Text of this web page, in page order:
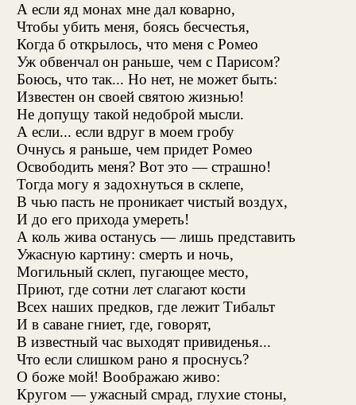
А если яд монах мне дал коварно,
Чтобы убить меня, боясь бесчестья,
Когда б открылось, что меня с Ромео
Уж обвенчал он раньше, чем с Парисом?
Боюсь, что так... Но нет, не может быть:
Известен он своей святою жизнью!
Не допущу такой недоброй мысли.
А если... если вдруг в моем гробу
Очнусь я раньше, чем придет Ромео
Освободить меня? Вот это — страшно!
Тогда могу я задохнуться в склепе,
В чью пасть не проникает чистый воздух,
И до его прихода умереть!
А коль жива останусь — лишь представить
Ужасную картину: смерть и ночь,
Могильный склеп, пугающее место,
Приют, где сотни лет слагают кости
Всех наших предков, где лежит Тибальт
И в саване гниет, где, говорят,
В известный час выходят привиденья...
Что если слишком рано я проснусь?
О боже мой! Воображаю живо:
Кругом — ужасный смрад, глухие стоны,